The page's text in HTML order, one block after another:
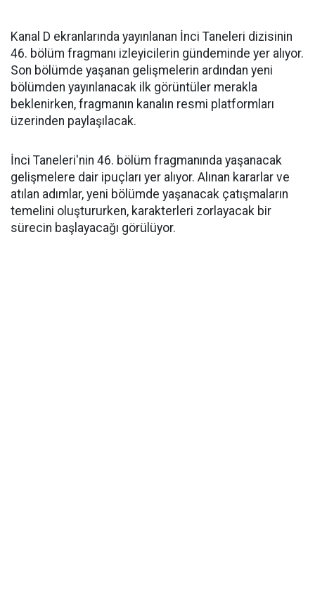
Kanal D ekranlarında yayınlanan İnci Taneleri dizisinin
46. bölüm fragmanı izleyicilerin gündeminde yer alıyor.
Son bölümde yaşanan gelişmelerin ardından yeni
bölümden yayınlanacak ilk görüntüler merakla
beklenirken, fragmanın kanalın resmi platformları
üzerinden paylaşılacak.
İnci Taneleri'nin 46. bölüm fragmanında yaşanacak
gelişmelere dair ipuçları yer alıyor. Alınan kararlar ve
atılan adımlar, yeni bölümde yaşanacak çatışmaların
temelini oluştururken, karakterleri zorlayacak bir
sürecin başlayacağı görülüyor.